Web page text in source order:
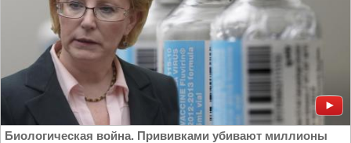
Биологическая война. Прививками убивают миллионы